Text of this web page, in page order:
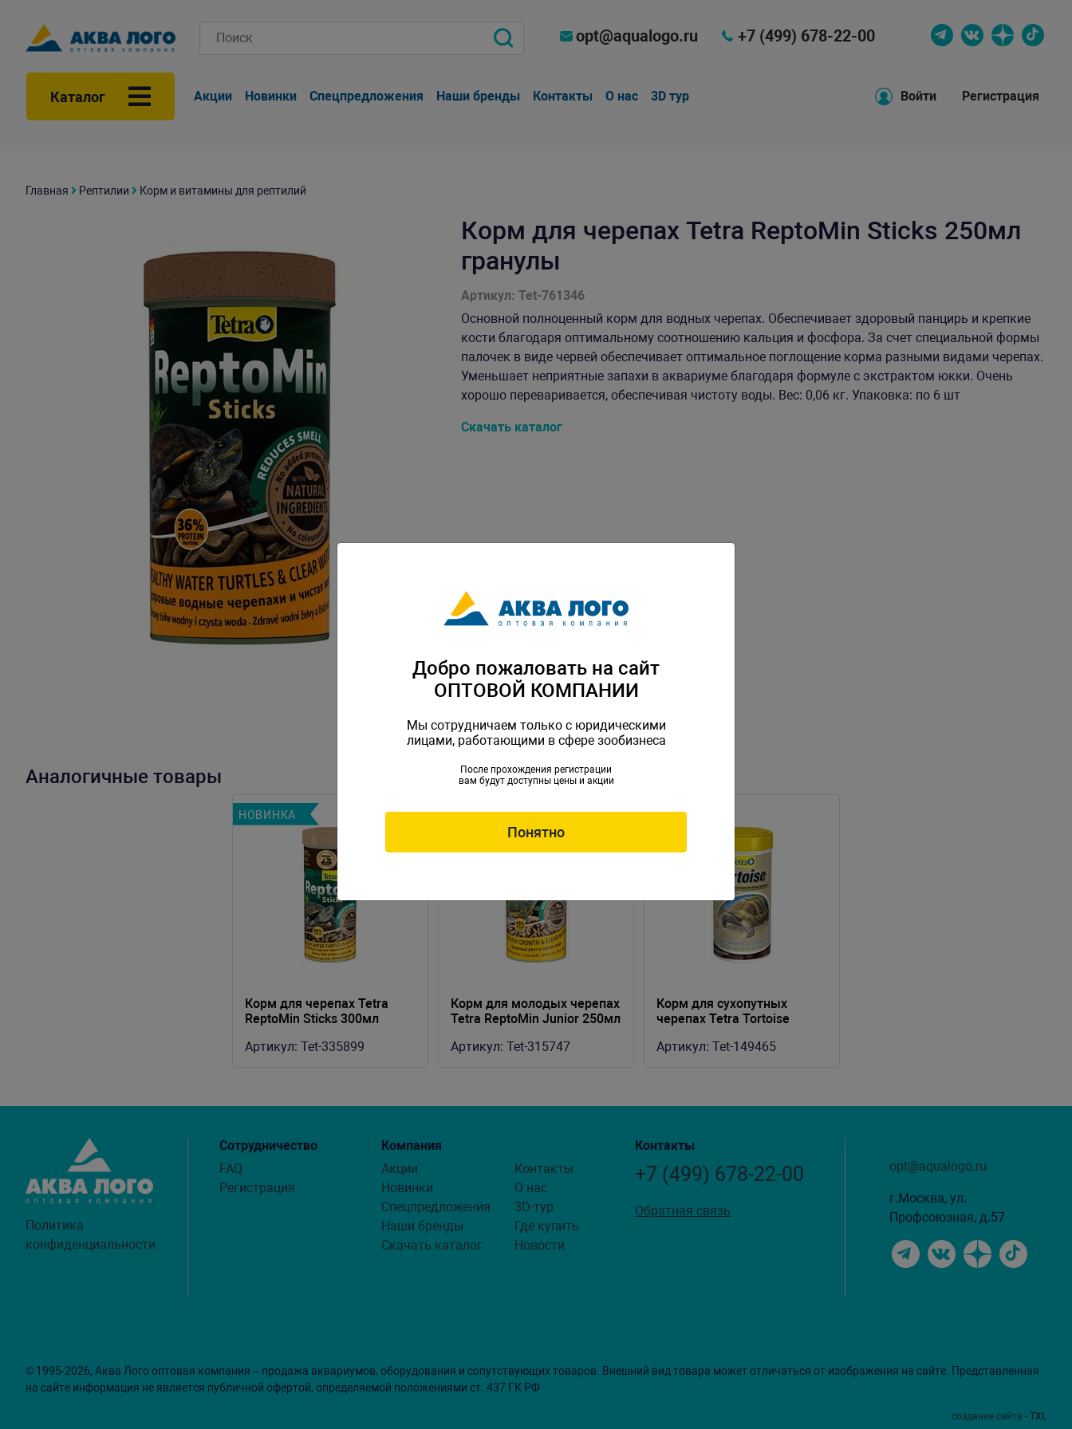
opt@aqualogo.ru +7 (499) 678-22-00
Каталог Акции Новинки Спецпредложения Наши бренды Контакты О нас 3D тур Войти Регистрация
Главная Рептилии Корм и витамины для рептилий
Корм для черепах Tetra ReptoMin Sticks 250мл
гранулы
Артикул: Tet-761346
Основной полноценный корм для водных черепах. Обеспечивает здоровый панцирь и крепкие
кости благодаря оптимальному соотношению кальция и фосфора. За счет специальной формы
палочек в виде червей обеспечивает оптимальное поглощение корма разными видами черепах.
Уменьшает неприятные запахи в аквариуме благодаря формуле с экстрактом юкки. Очень
хорошо переваривается, обеспечивая чистоту воды. Вес: 0,06 кг. Упаковка: по 6 шт
Скачать каталог
Аналогичные товары
Корм для черепах Tetra
ReptoMin Sticks 300мл
гранулы
Артикул: Tet-335899
НОВИНКА
Корм для молодых черепах
Tetra ReptoMin Junior 250мл
Артикул: Tet-315747
Корм для сухопутных
черепах Tetra Tortoise
Артикул: Tet-149465
Политика
конфиденциальности
Сотрудничество
FAQ
Регистрация
Компания
Акции
Новинки
Спецпредложения
Наши бренды
Скачать каталог
Контакты
О нас
3D-тур
Где купить
Новости
Контакты
+7 (499) 678-22-00
Обратная связь
opt@aqualogo.ru
г.Москва, ул.
Профсоюзная, д.57
© 1995-2026, Аква Лого оптовая компания – продажа аквариумов, оборудования и сопутствующих товаров. Внешний вид товара может отличаться от изображения на сайте. Представленная
на сайте информация не является публичной офертой, определяемой положениями ст. 437 ГК РФ
создание сайта - TXL
Добро пожаловать на сайт
ОПТОВОЙ КОМПАНИИ
Мы сотрудничаем только с юридическими
лицами, работающими в сфере зообизнеса
После прохождения регистрации
вам будут доступны цены и акции
Понятно